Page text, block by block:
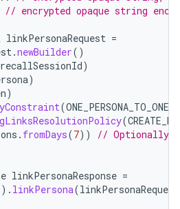
// encrypted opaque string
linkPersonaRequest =
.newBuilder()
recallSessionId)
)
)
(
(
. fromDays(7))
// Optionally
linkPersonaResponse =
linkPersona(linkPersonaRequest